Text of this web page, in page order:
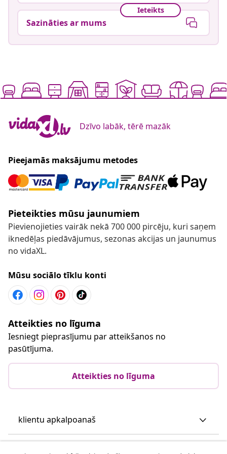
Ieteikts
Sazināties ar mums
Dzīvo labāk, tērē mazāk
Pieejamās maksājumu metodes
Pieteikties mūsu jaunumiem
Pievienojieties vairāk nekā 700 000 pircēju, kuri saņem
iknedēļas piedāvājumus, sezonas akcijas un jaunumus
no vidaXL.
Mūsu sociālo tīklu konti
Atteikties no līguma
Iesniegt pieprasījumu par atteikšanos no
pasūtījuma.
Atteikties no līguma
klientu apkalpoanaš